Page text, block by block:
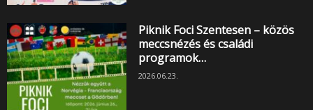
Piknik Foci Szentesen – közös
meccsnézés és családi
programok…
2026.06.23.